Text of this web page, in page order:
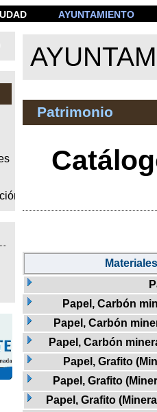
AYUNTAMIENTO
Patrimonio
Materiales
Papel, Carbón
Papel, Carbón
Papel, Carbón
Papel, Grafito
Papel, Grafito
Papel, Grafito